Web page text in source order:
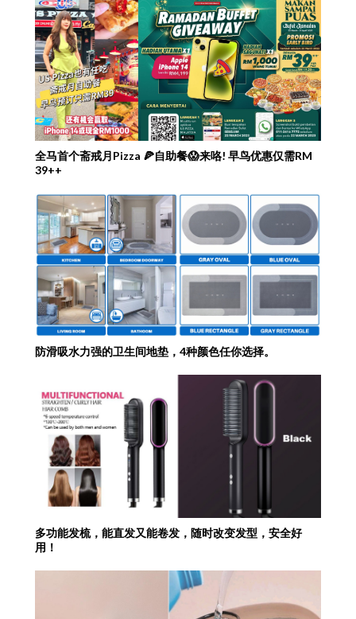
全马首个斋戒月Pizza 🍕自助餐😱来咯! 早鸟优惠仅需RM
39++
防滑吸水力强的卫生间地垫，4种颜色任你选择。
多功能发梳，能直发又能卷发，随时改变发型，安全好
用！